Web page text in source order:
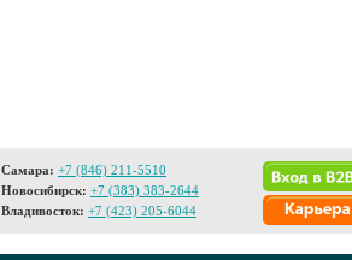
Самара: +7 (846) 211-5510
Новосибирск: +7 (383) 383-2644
Владивосток: +7 (423) 205-6044